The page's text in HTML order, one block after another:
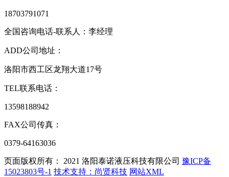
18703791071
全国咨询电话-联系人：李经理
ADD公司地址：
洛阳市西工区龙翔大道17号
TEL联系电话：
13598188942
FAX公司传真：
0379-64163036
页面版权所有： 2021 洛阳泰诺液压科技有限公司 豫ICP备
15023803号-1 技术支持：尚贤科技 网站XML